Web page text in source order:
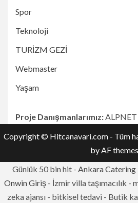
Spor
Teknoloji
TURİZM GEZİ
Webmaster
Yaşam
Proje Danışmanlarımız:
Copyright © Hitcanavari.com - Tüm
by AF themes.
Günlük 50 bin hit - Ankara Catering
Onwin Giriş- İzmir villa taşımacılık -
zeka ajansı - bitkisel tedavi - Butik